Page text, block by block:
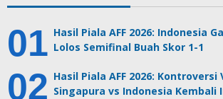
Hasil Piala AFF 2026: Indonesia
Lolos Semifinal Buah Skor 1-1
Hasil Piala AFF 2026: Kontroversi
Singapura vs Indonesia Kembali